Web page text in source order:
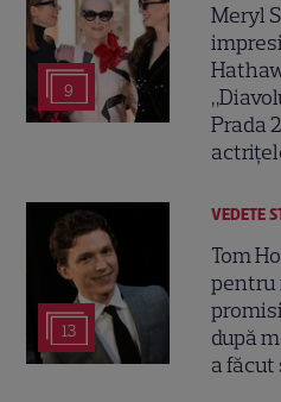
9
Meryl
Prada
13
VEDETE
Tom
pentru
după
a